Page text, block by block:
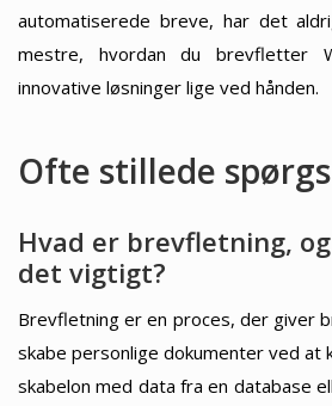
automatiserede breve, har det
mestre, hvordan du brevfletter
innovative løsninger lige ved hånden.
Ofte stillede
Hvad er brevfletning,
det vigtigt?
Brevfletning er en proces, der giver
skabe personlige dokumenter ved at
skabelon med data fra en database